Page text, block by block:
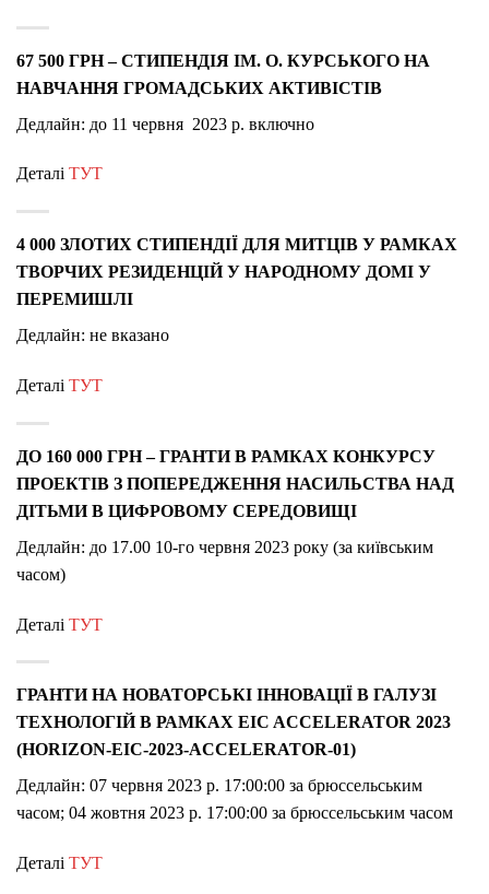
67 500 ГРН – СТИПЕНДІЯ ІМ. О. КУРСЬКОГО НА
НАВЧАННЯ ГРОМАДСЬКИХ АКТИВІСТІВ
Дедлайн: до 11 червня 2023 р. включно
Деталі ТУТ
4 000 ЗЛОТИХ СТИПЕНДІЇ ДЛЯ МИТЦІВ У РАМКАХ
ТВОРЧИХ РЕЗИДЕНЦІЙ У НАРОДНОМУ ДОМІ У
ПЕРЕМИШЛІ
Дедлайн: не вказано
Деталі ТУТ
ДО 160 000 ГРН – ГРАНТИ В РАМКАХ КОНКУРСУ
ПРОЕКТІВ З ПОПЕРЕДЖЕННЯ НАСИЛЬСТВА НАД
ДІТЬМИ В ЦИФРОВОМУ СЕРЕДОВИЩІ
Дедлайн: до 17.00 10-го червня 2023 року (за київським
часом)
Деталі ТУТ
ГРАНТИ НА НОВАТОРСЬКІ ІННОВАЦІЇ В ГАЛУЗІ
ТЕХНОЛОГІЙ В РАМКАХ EIC ACCELERATOR 2023
(HORIZON-EIC-2023-ACCELERATOR-01)
Дедлайн: 07 червня 2023 р. 17:00:00 за брюссельським
часом; 04 жовтня 2023 р. 17:00:00 за брюссельським часом
Деталі ТУТ